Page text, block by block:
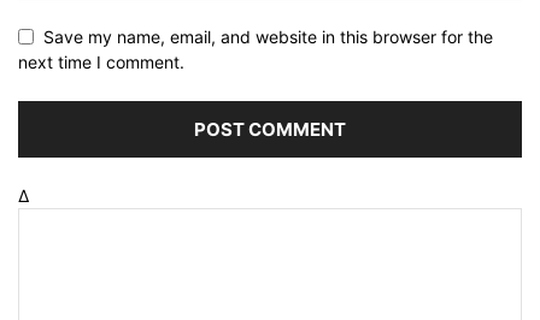
Save my name, email, and website in this browser for the
next time I comment.
Δ